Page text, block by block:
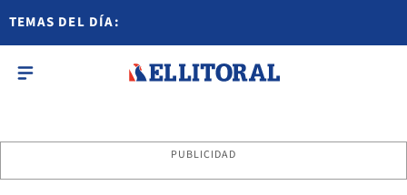
TEMAS DEL DÍA:
PUBLICIDAD